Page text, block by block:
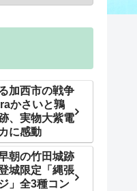
加西市の戦争
かさいと鶉
、実物大紫電
に感動
朝の竹田城跡
城限定「縄張
」全3種コン